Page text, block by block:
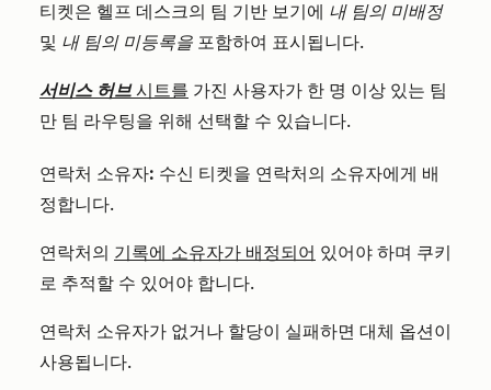
티켓은 헬프 데스크의 팀 기반 보기에 내 팀의 미배정
및 내 팀의 미등록을 포함하여 표시됩니다.
서비스 허브시트를 가진 사용자가 한 명 이상 있는 팀
만 팀 라우팅을 위해 선택할 수 있습니다.
연락처 소유자: 수신 티켓을 연락처의 소유자에게 배
정합니다.
연락처의 기록에 소유자가 배정되어 있어야 하며 쿠키
로 추적할 수 있어야 합니다.
연락처 소유자가 없거나 할당이 실패하면 대체 옵션이
사용됩니다.